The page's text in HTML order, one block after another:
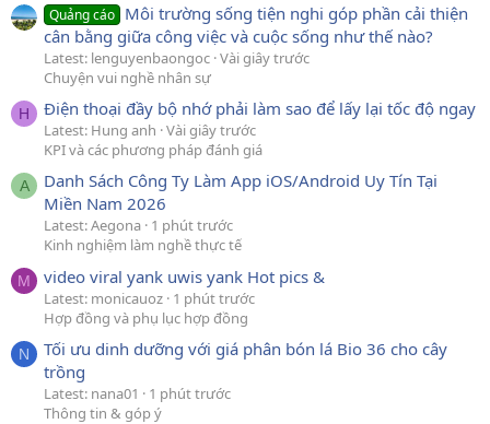
Quảng cáo Môi trường sống tiện nghi góp phần cải thiện
cân bằng giữa công việc và cuộc sống như thế nào?
Latest: lenguyenbaongoc Vài giây trước
Chuyện vui nghề nhân sự
H Điện thoại đầy bộ nhớ phải làm sao để lấy lại tốc độ ngay
Latest: Hung anh Vài giây trước
KPI và các phương pháp đánh giá
A
Danh Sách Công Ty Làm App iOS/Android Uy Tín Tại
Miền Nam 2026
Latest: Aegona 1 phút trước
Kinh nghiệm làm nghề thực tế
M video viral yank uwis yank Hot pics &
Latest: monicauoz 1 phút trước
Hợp đồng và phụ lục hợp đồng
N
Tối ưu dinh dưỡng với giá phân bón lá Bio 36 cho cây
trồng
Latest: nana01
1 phút trước
Thông tin & góp ý